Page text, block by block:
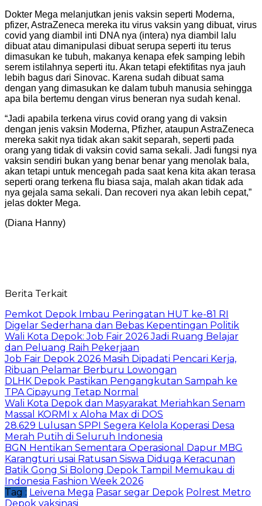
Dokter Mega melanjutkan jenis vaksin seperti Moderna,
pfizer, AstraZeneca mereka itu virus vaksin yang dibuat, virus
covid yang diambil inti DNA nya (intera) nya diambil lalu
dibuat atau dimanipulasi dibuat serupa seperti itu terus
dimasukan ke tubuh, makanya kenapa efek samping lebih
serem istilahnya seperti itu. Akan tetapi efektifitas nya jauh
lebih bagus dari Sinovac. Karena sudah dibuat sama
dengan yang dimasukan ke dalam tubuh manusia sehingga
apa bila bertemu dengan virus beneran nya sudah kenal.
“Jadi apabila terkena virus covid orang yang di vaksin
dengan jenis vaksin Moderna, Pfizher, ataupun AstraZeneca
mereka sakit nya tidak akan sakit separah, seperti pada
orang yang tidak di vaksin covid sama sekali. Jadi fungsi nya
vaksin sendiri bukan yang benar benar yang menolak bala,
akan tetapi untuk mencegah pada saat kena kita akan terasa
seperti orang terkena flu biasa saja, malah akan tidak ada
nya gejala sama sekali. Dan recoveri nya akan lebih cepat,”
jelas dokter Mega.
(Diana Hanny)
Berita Terkait
Pemkot Depok Imbau Peringatan HUT ke-81 RI
Digelar Sederhana dan Bebas Kepentingan Politik
Wali Kota Depok: Job Fair 2026 Jadi Ruang Belajar
dan Peluang Raih Pekerjaan
Job Fair Depok 2026 Masih Dipadati Pencari Kerja,
Ribuan Pelamar Berburu Lowongan
DLHK Depok Pastikan Pengangkutan Sampah ke
TPA Cipayung Tetap Normal
Wali Kota Depok dan Masyarakat Meriahkan Senam
Massal KORMI x Aloha Max di DOS
28.629 Lulusan SPPI Segera Kelola Koperasi Desa
Merah Putih di Seluruh Indonesia
BGN Hentikan Sementara Operasional Dapur MBG
Karangturi usai Ratusan Siswa Diduga Keracunan
Batik Gong Si Bolong Depok Tampil Memukau di
Indonesia Fashion Week 2026
Tag : Leivena Mega Pasar segar Depok Polrest Metro
Depok vaksinasi